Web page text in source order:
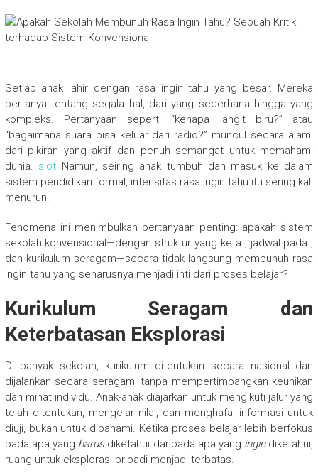
Setiap anak lahir dengan rasa ingin tahu yang besar. Mereka
bertanya tentang segala hal, dari yang sederhana hingga yang
kompleks. Pertanyaan seperti “kenapa langit biru?” atau
“bagaimana suara bisa keluar dari radio?” muncul secara alami
dari pikiran yang aktif dan penuh semangat untuk memahami
dunia. slot Namun, seiring anak tumbuh dan masuk ke dalam
sistem pendidikan formal, intensitas rasa ingin tahu itu sering kali
menurun.
Fenomena ini menimbulkan pertanyaan penting: apakah sistem
sekolah konvensional—dengan struktur yang ketat, jadwal padat,
dan kurikulum seragam—secara tidak langsung membunuh rasa
ingin tahu yang seharusnya menjadi inti dari proses belajar?
Kurikulum Seragam dan
Keterbatasan Eksplorasi
Di banyak sekolah, kurikulum ditentukan secara nasional dan
dijalankan secara seragam, tanpa mempertimbangkan keunikan
dan minat individu. Anak-anak diajarkan untuk mengikuti jalur yang
telah ditentukan, mengejar nilai, dan menghafal informasi untuk
diuji, bukan untuk dipahami. Ketika proses belajar lebih berfokus
pada apa yang harusdiketahui daripada apa yang ingindiketahui,
ruang untuk eksplorasi pribadi menjadi terbatas.